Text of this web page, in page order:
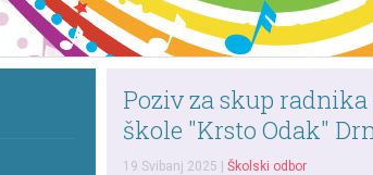
Poziv za skup
škole "Krsto Odak"
19 Svibanj 2025 Školski odbor